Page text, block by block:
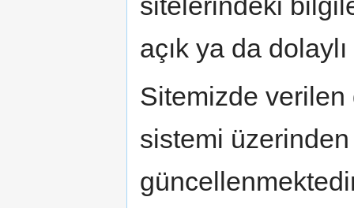
açık ya da
Sitemizde
sistemi